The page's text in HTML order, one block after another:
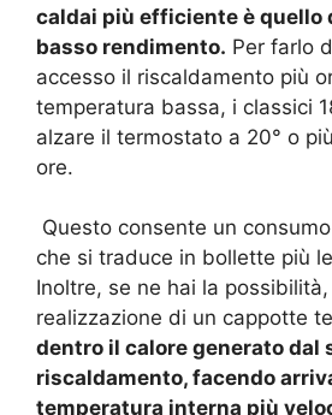
caldai più efficiente è quello
basso rendimento. Per farlo
accesso il riscaldamento più
temperatura bassa, i classici
alzare il termostato a 20° o
ore.
Questo consente un
che si traduce in bollette più
Inoltre, se ne hai la
realizzazione di un cappotte
dentro il calore generato dal
riscaldamento, facendo
temperatura interna più